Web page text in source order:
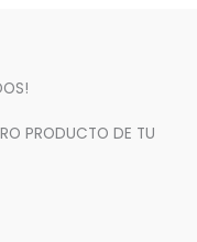
PRODUCTO DE TU